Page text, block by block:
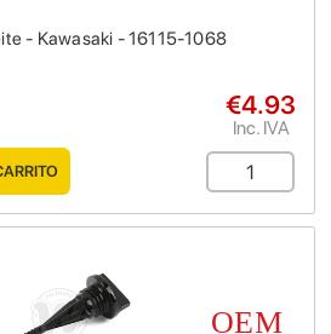
- Kawasaki - 16115-1068
€4.93
Inc. IVA